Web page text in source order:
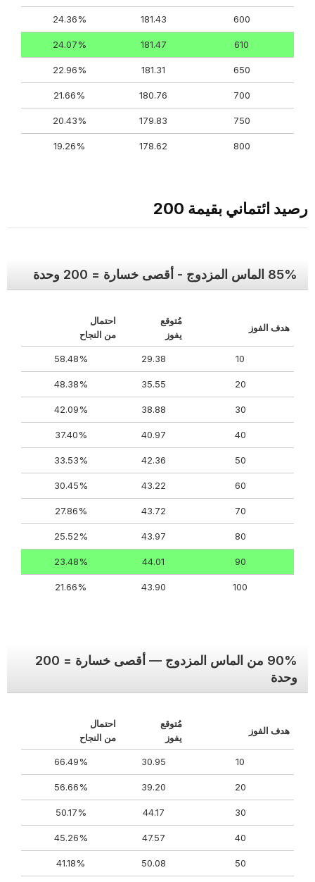
600
181.43
24.36%
610
181.47
24.07%
650
181.31
22.96%
700
180.76
21.66%
750
179.83
20.43%
800
178.62
19.26%
رصيد ائتماني بقيمة 200
85% الماس المزدوج - أقصى خسارة = 200 وحدة
هدف الفوز
مُتوقع
يفوز
احتمال
من النجاح
10
29.38
58.48%
20
35.55
48.38%
30
38.88
42.09%
40
40.97
37.40%
50
42.36
33.53%
60
43.22
30.45%
70
43.72
27.86%
80
43.97
25.52%
90
44.01
23.48%
100
43.90
21.66%
90% من الماس المزدوج — أقصى خسارة = 200
وحدة
هدف الفوز
مُتوقع
يفوز
احتمال
من النجاح
10
30.95
66.49%
20
39.20
56.66%
30
44.17
50.17%
40
47.57
45.26%
50
50.08
41.18%